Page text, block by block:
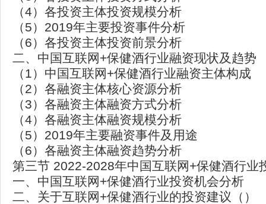
（4）各投资主体投资规模分析
（5）2019年主要投资事件分析
（6）各投资主体投资前景分析
二、中国互联网+保健酒行业融资现状及趋势
（1）中国互联网+保健酒行业融资主体构成
（2）各融资主体核心资源分析
（3）各融资主体融资方式分析
（4）各融资主体融资规模分析
（5）2019年主要融资事件及用途
（6）各融资主体融资趋势分析
第三节 2022-2028年中国互联网+保健酒行业
一、中国互联网+保健酒行业投资机会分析
二、关于互联网+保健酒行业的投资建议（）